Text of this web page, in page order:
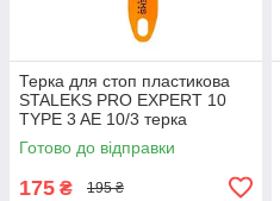
Терка для стоп пластикова
STALEKS PRO EXPERT 10
TYPE 3 AE 10/3 терка
педикюрна інструмент
Сталекс
Готово до відправки
175 ₴ 195 ₴